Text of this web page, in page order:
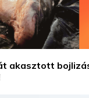
akasztott